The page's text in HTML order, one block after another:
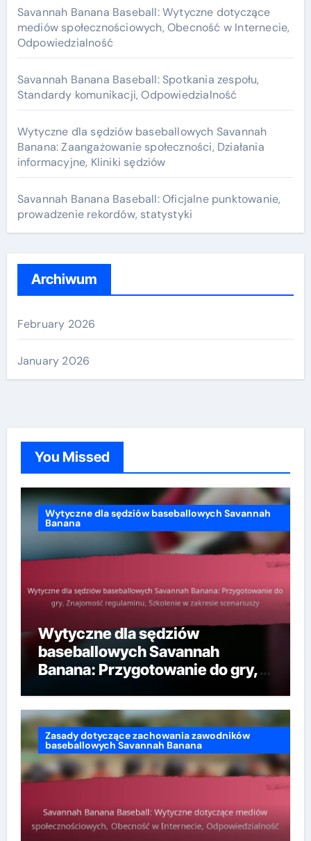
Savannah Banana Baseball: Wytyczne dotyczące
mediów społecznościowych, Obecność w Internecie,
Odpowiedzialność
Savannah Banana Baseball: Spotkania zespołu,
Standardy komunikacji, Odpowiedzialność
Wytyczne dla sędziów baseballowych Savannah
Banana: Zaangażowanie społeczności, Działania
informacyjne, Kliniki sędziów
Savannah Banana Baseball: Oficjalne punktowanie,
prowadzenie rekordów, statystyki
Archiwum
February 2026
January 2026
You Missed
Wytyczne dla sędziów baseballowych Savannah
Banana
Wytyczne dla sędziów
baseballowych Savannah
Banana: Przygotowanie do gry,
Szkolenie w zakresie
scenariuszy
Zasady dotyczące zachowania zawodników
baseballowych Savannah Banana